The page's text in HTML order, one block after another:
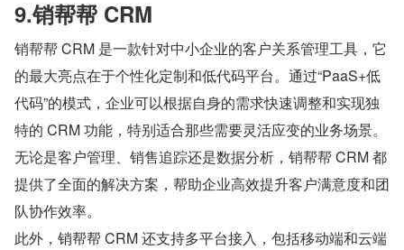
9.销帮帮 CRM
销帮帮 CRM 是一款针对中小企业的客户关系管理工具，它
的最大亮点在于个性化定制和低代码平台。通过“PaaS+低
代码”的模式，企业可以根据自身的需求快速调整和实现独
特的 CRM 功能，特别适合那些需要灵活应变的业务场景。
无论是客户管理、销售追踪还是数据分析，销帮帮 CRM 都
提供了全面的解决方案，帮助企业高效提升客户满意度和团
队协作效率。
此外，销帮帮 CRM 还支持多平台接入，包括移动端和云端